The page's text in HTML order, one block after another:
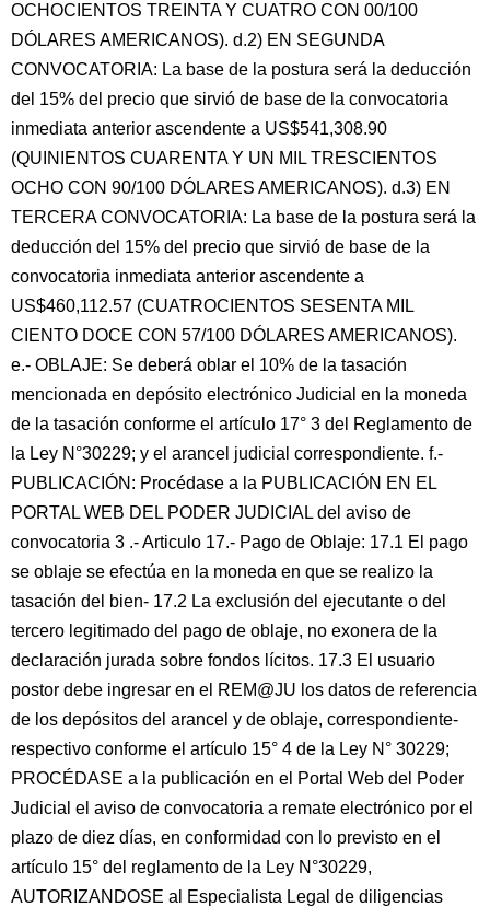
OCHOCIENTOS TREINTA Y CUATRO CON 00/100
DÓLARES AMERICANOS). d.2) EN SEGUNDA
CONVOCATORIA: La base de la postura será la deducción
del 15% del precio que sirvió de base de la convocatoria
inmediata anterior ascendente a US$541,308.90
(QUINIENTOS CUARENTA Y UN MIL TRESCIENTOS
OCHO CON 90/100 DÓLARES AMERICANOS). d.3) EN
TERCERA CONVOCATORIA: La base de la postura será la
deducción del 15% del precio que sirvió de base de la
convocatoria inmediata anterior ascendente a
US$460,112.57 (CUATROCIENTOS SESENTA MIL
CIENTO DOCE CON 57/100 DÓLARES AMERICANOS).
e.- OBLAJE: Se deberá oblar el 10% de la tasación
mencionada en depósito electrónico Judicial en la moneda
de la tasación conforme el artículo 17° 3 del Reglamento de
la Ley N°30229; y el arancel judicial correspondiente. f.-
PUBLICACIÓN: Procédase a la PUBLICACIÓN EN EL
PORTAL WEB DEL PODER JUDICIAL del aviso de
convocatoria 3 .- Articulo 17.- Pago de Oblaje: 17.1 El pago
se oblaje se efectúa en la moneda en que se realizo la
tasación del bien- 17.2 La exclusión del ejecutante o del
tercero legitimado del pago de oblaje, no exonera de la
declaración jurada sobre fondos lícitos. 17.3 El usuario
postor debe ingresar en el REM@JU los datos de referencia
de los depósitos del arancel y de oblaje, correspondiente-
respectivo conforme el artículo 15° 4 de la Ley N° 30229;
PROCÉDASE a la publicación en el Portal Web del Poder
Judicial el aviso de convocatoria a remate electrónico por el
plazo de diez días, en conformidad con lo previsto en el
artículo 15° del reglamento de la Ley N°30229,
AUTORIZANDOSE al Especialista Legal de diligencias